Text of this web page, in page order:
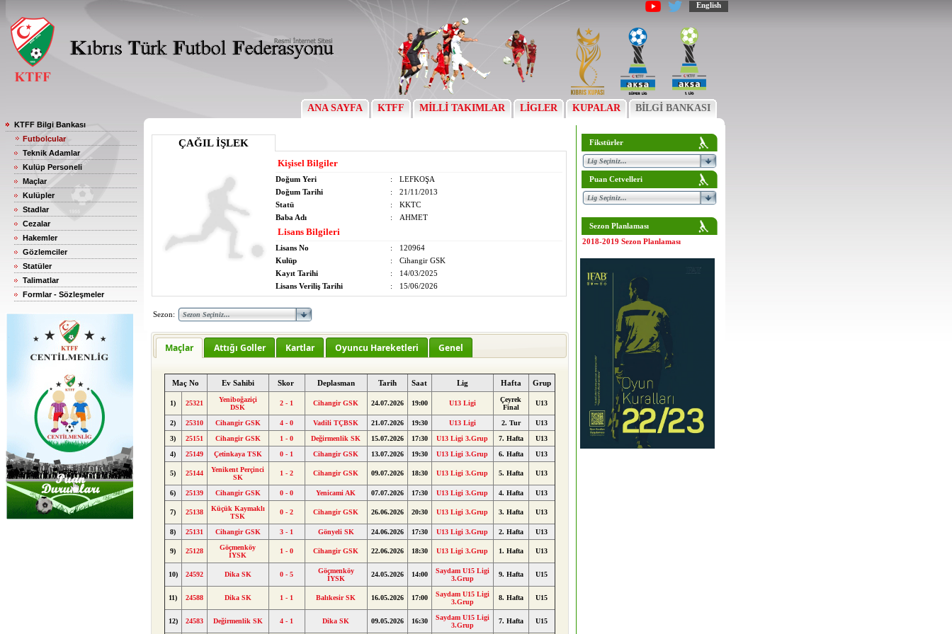
English
ANA SAYFA KTFF MİLLİ TAKIMLAR LİGLER KUPALAR BİLGİ BANKASI
KTFF Bilgi Bankası
Futbolcular
Teknik Adamlar
Kulüp Personeli
Maçlar
Kulüpler
Stadlar
Cezalar
Hakemler
Gözlemciler
Statüler
Talimatlar
Formlar - Sözleşmeler
ÇAĞIL İŞLEK
Kişisel Bilgiler
Doğum Yeri :
LEFKOŞA
Doğum Tarihi
:
21/11/2013
Statü
:
KKTC
Baba Adı
: AHMET
Lisans Bilgileri
Lisans No :
120964
Kulüp
:
Cihangir GSK
Kayıt Tarihi
:
14/03/2025
Lisans Veriliş Tarihi
: 15/06/2026
Sezon:
Maçlar Attığı Goller Kartlar Oyuncu Hareketleri Genel
Maç No Ev Sahibi Skor Deplasman Tarih Saat Lig Hafta Grup
1) 25321
Yeniboğaziçi
DSK
2 - 1 Cihangir GSK 24.07.2026 19:00 U13 Ligi
Çeyrek
Final
U13
2) 25310 Cihangir GSK 4 - 0 Vadili TÇBSK 21.07.2026 19:30 U13 Ligi 2. Tur
U13
3)
25151 Cihangir GSK 1 - 0 Değirmenlik SK 15.07.2026 17:30 U13 Ligi 3.Grup 7. Hafta
U13
4)
25149 Çetinkaya TSK 0 - 1 Cihangir GSK 13.07.2026 19:30 U13 Ligi 3.Grup 6. Hafta U13
5) 25144
Yenikent Perçinci
SK
1 - 2 Cihangir GSK 09.07.2026 18:30 U13 Ligi 3.Grup 5. Hafta U13
6) 25139 Cihangir GSK 0 - 0 Yenicami AK 07.07.2026 17:30 U13 Ligi 3.Grup 4. Hafta U13
7) 25138
Küçük Kaymaklı
TSK
0 - 2 Cihangir GSK 26.06.2026 20:30 U13 Ligi 3.Grup 3. Hafta U13
8) 25131 Cihangir GSK 3 - 1 Gönyeli SK 24.06.2026 17:30 U13 Ligi 3.Grup 2. Hafta U13
9) 25128
Göçmenköy
İYSK
1 - 0 Cihangir GSK 22.06.2026 18:30 U13 Ligi 3.Grup 1. Hafta U13
10) 24592 Dika SK 0 - 5
Göçmenköy
İYSK
24.05.2026 14:00
Saydam U15 Ligi
3.Grup
9. Hafta U15
11) 24588 Dika SK 1 - 1 Balıkesir SK 16.05.2026 17:00
Saydam U15 Ligi
3.Grup
8. Hafta U15
12) 24583 Değirmenlik SK 4 - 1 Dika SK 09.05.2026 16:30
Saydam U15 Ligi
3.Grup
7. Hafta U15
Fikstürler
Puan Cetvelleri
Sezon Planlaması
2018-2019 Sezon Planlaması